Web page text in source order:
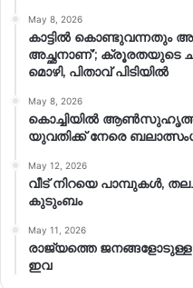
May 8, 2026
കാട്ടിൽ കൊണ്ടുവന്നതും
അച്ഛനാണ്’; ക്രൂരതയുടെ
മൊഴി, പിതാവ് പിടിയിൽ
May 8, 2026
കൊച്ചിയിൽ
യുവതിക്ക് നേരെ
May 12, 2026
വീട് നിറയെ പാമ്പുകൾ,
കുടുംബം
May 11, 2026
രാജ്യത്തെ ജനങ്ങളോടുള്ള
ഇവ